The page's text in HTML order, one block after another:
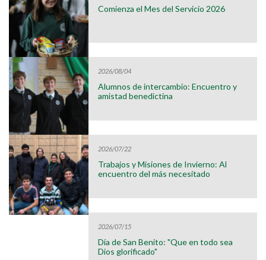
Comienza el Mes del Servicio 2026
2026/08/04
Alumnos de intercambio: Encuentro y
amistad benedictina
2026/07/22
Trabajos y Misiones de Invierno: Al
encuentro del más necesitado
2026/07/15
Día de San Benito: "Que en todo sea
Dios glorificado"